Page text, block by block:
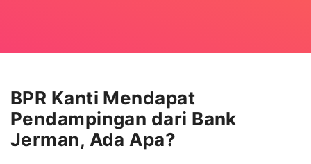
BPR Kanti Mendapat
Pendampingan dari Bank
Jerman, Ada Apa?